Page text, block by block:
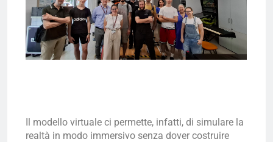
Il modello virtuale ci permette, infatti, di simulare la
realtà in modo immersivo senza dover costruire